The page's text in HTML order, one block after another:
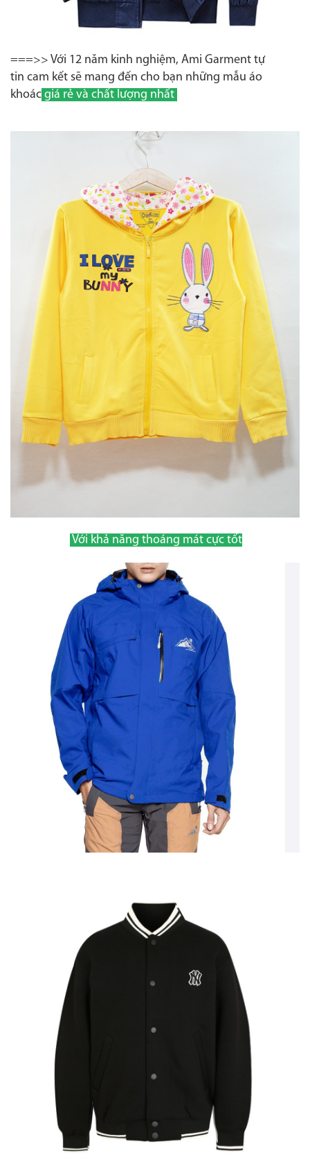
===>> Với 12 năm kinh nghiệm, Ami Garment tự
tin cam kết sẽ mang đến cho bạn những mẫu áo
khoác giá rẻ và chất lượng nhất
Với khả năng thoáng mát cực tốt